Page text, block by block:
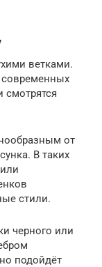
ветками.
современных
от
В таких
стили.
черного или
подойдёт